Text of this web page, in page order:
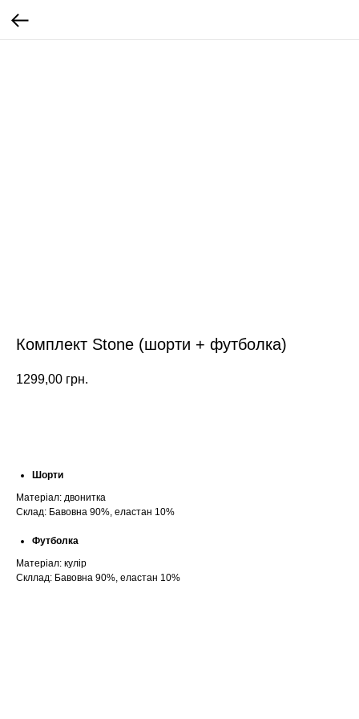
Комплект Stone (шорти + футболка)
1299,00 грн.
Шорти
Матеріал: двонитка
Склад: Бавовна 90%, еластан 10%
Футболка
Матеріал: кулір
Скллад: Бавовна 90%, еластан 10%